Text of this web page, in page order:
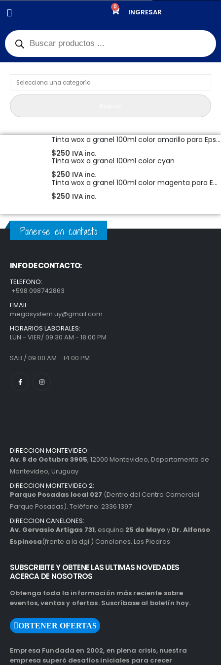
0
INGRESAR
Product Category Dropdown
Tinta wox a granel 100ml color amarillo para Epson
$250 IVA inc.
Tinta wox a granel 100ml color cyan
$250 IVA inc.
Tinta wox a granel 100ml color magenta para Epson
$250 IVA inc.
Ponerse en contacto
INFO DE CONTACTO:
TELEFONO:
+598 098742863
EMAIL:
megasystem.uy@gmail.com
HORARIOS LABORALES:
LUN - VIER/ 09:30 AM - 18:00 PM
SAB / 09:00 AM - 14:00 PM
DIRECCION MONTEVIDEO:
Av. 8 de Octubre 3905, 12000 Montevideo, Departamento de
Montevideo, Uruguay
DIRECCION MONTEVIDEO 2:
Parque Posadas local 027 (Dentro del Centro Comercial
Parque Posadas). Teléfono: 2336 1397
DIRECCION CANELONES:
Av. Gervasio Artigas 731, esquina 25 de Mayoy Dr. Alfonso
Espinosa(frente a la dgi ) Canelones, Las Piedras
SUBSCRIBITE Y OBTENE LAS ULTIMAS NOVEDADES
ACERCA DE NOSOTROS
Obtenga toda la información más reciente sobre
eventos, ventas y ofertas. Suscríbase al boletín hoy.
OBTENER OFERTAS
Empresa Fundada en 2002, en plena crisis, nuestra
empresa superó desafíos iniciales para crecer